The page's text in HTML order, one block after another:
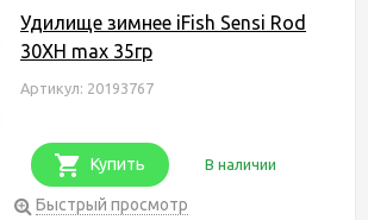
Удилище зимнее iFish Sensi Rod
30XH max 35гр
Артикул: 20193767
Купить В наличии
Быстрый просмотр